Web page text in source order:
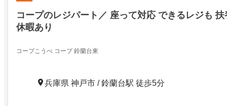
コープのレジパート／ 座って対応 できるレジも
休暇あり
コープこうべ コープ 鈴蘭台東
兵庫県 神戸市 / 鈴蘭台駅 徒歩5分